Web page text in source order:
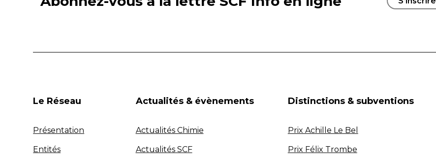
Le Réseau
Présentation
Entités
Actualités & évènements
Actualités Chimie
Actualités SCF
Distinctions & subventions
Prix Achille Le Bel
Prix Félix Trombe